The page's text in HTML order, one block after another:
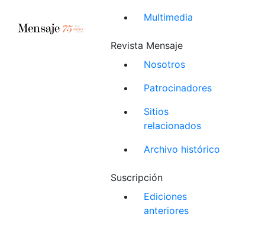
Multimedia
Revista Mensaje
Nosotros
Patrocinadores
Sitios
relacionados
Archivo histórico
Suscripción
Ediciones
anteriores